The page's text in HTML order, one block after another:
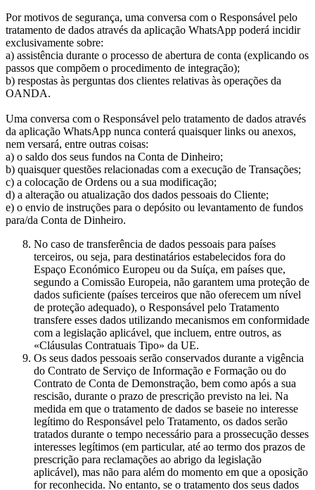
Por motivos de segurança, uma conversa com o Responsável pelo
tratamento de dados através da aplicação WhatsApp poderá incidir
exclusivamente sobre:
a) assistência durante o processo de abertura de conta (explicando os
passos que compõem o procedimento de integração);
b) respostas às perguntas dos clientes relativas às operações da
OANDA.
Uma conversa com o Responsável pelo tratamento de dados através
da aplicação WhatsApp nunca conterá quaisquer links ou anexos,
nem versará, entre outras coisas:
a) o saldo dos seus fundos na Conta de Dinheiro;
b) quaisquer questões relacionadas com a execução de Transações;
c) a colocação de Ordens ou a sua modificação;
d) a alteração ou atualização dos dados pessoais do Cliente;
e) o envio de instruções para o depósito ou levantamento de fundos
para/da Conta de Dinheiro.
No caso de transferência de dados pessoais para países
terceiros, ou seja, para destinatários estabelecidos fora do
Espaço Económico Europeu ou da Suíça, em países que,
segundo a Comissão Europeia, não garantem uma proteção de
dados suficiente (países terceiros que não oferecem um nível
de proteção adequado), o Responsável pelo Tratamento
transfere esses dados utilizando mecanismos em conformidade
com a legislação aplicável, que incluem, entre outros, as
«Cláusulas Contratuais Tipo» da UE.
Os seus dados pessoais serão conservados durante a vigência
do Contrato de Serviço de Informação e Formação ou do
Contrato de Conta de Demonstração, bem como após a sua
rescisão, durante o prazo de prescrição previsto na lei. Na
medida em que o tratamento de dados se baseie no interesse
legítimo do Responsável pelo Tratamento, os dados serão
tratados durante o tempo necessário para a prossecução desses
interesses legítimos (em particular, até ao termo dos prazos de
prescrição para reclamações ao abrigo da legislação
aplicável), mas não para além do momento em que a oposição
for reconhecida. No entanto, se o tratamento dos seus dados